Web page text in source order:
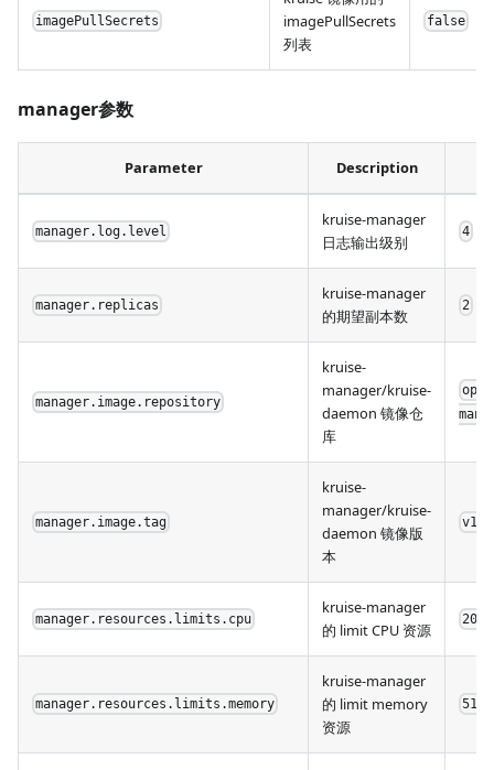
imagePullSecrets
imagePullSecrets
列表
false
manager参数
Parameter Description
manager.log.level
kruise-manager
日志输出级别
4
manager.replicas
kruise-manager
的期望副本数
2
manager.image.repository
kruise-
manager/kruise-
daemon 镜像仓
库
manager.image.tag
kruise-
manager/kruise-
daemon 镜像版
本
manager.resources.limits.cpu
kruise-manager
的 limit CPU 资源
200m
manager.resources.limits.memory
kruise-manager
的 limit memory
资源